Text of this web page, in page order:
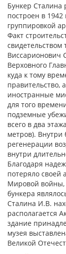
Бункер
построен в 1942
группировкой
Факт
свидетельством
Виссарионович
Верховного
куда к тому
правительство,
иностранные
для того
подземные
всего в два
метров). Внутри
регенерации
внутри
Благодаря
потеряло своей
Мировой войны,
бункера
Сталина И.В.
располагается
здание
музея
Великой